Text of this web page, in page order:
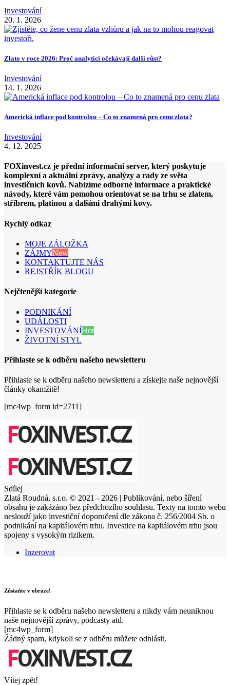
Investování
20. 1. 2026
Zlato v roce 2026: Proč analytici očekávají další růst?
Investování
14. 1. 2026
Americká inflace pod kontrolou – Co to znamená pro cenu zlata?
Investování
4. 12. 2025
FOXinvest.cz je přední informační server, který poskytuje
komplexní a aktuální zprávy, analýzy a rady ze světa
investičních kovů. Nabízíme odborné informace a praktické
návody, které vám pomohou orientovat se na trhu se zlatem,
stříbrem, platinou a dalšími drahými kovy.
Rychlý odkaz
MOJE ZÁLOŽKA
ZÁJMYNew
KONTAKTUJTE NÁS
REJSTŘÍK BLOGU
Nejčtenější kategorie
PODNIKÁNÍ
UDÁLOSTI
INVESTOVÁNÍHot
ŽIVOTNÍ STYL
Přihlaste se k odběru našeho newsletteru
Přihlaste se k odběru našeho newsletteru a získejte naše nejnovější
články okamžitě!
[mc4wp_form id=2711]
Sdílej
Zlatá Roudná, s.r.o. © 2021 - 2026 | Publikování, nebo šíření
obsahu je zakázáno bez předchozího souhlasu. Texty na tomto webu
neslouží jako investiční doporučení dle zákona č. 256/2004 Sb. o
podnikání na kapitálovém trhu. Investice na kapitálovém trhu jsou
spojeny s vysokým rizikem.
Inzerovat
Zůstaňte v obraze!
Přihlaste se k odběru našeho newsletteru a nikdy vám neuniknou
naše nejnovější zprávy, podcasty atd.
[mc4wp_form]
Žádný spam, kdykoli se z odběru můžete odhlásit.
Vítej zpět!